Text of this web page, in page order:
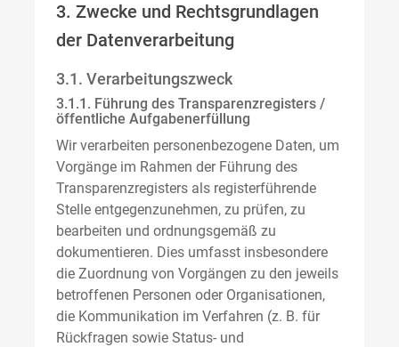
3. Zwecke und Rechtsgrundlagen
der Datenverarbeitung
3.1. Verarbeitungszweck
3.1.1. Führung des Transparenzregisters /
öffentliche Aufgabenerfüllung
Wir verarbeiten personenbezogene Daten, um
Vorgänge im Rahmen der Führung des
Transparenzregisters als registerführende
Stelle entgegenzunehmen, zu prüfen, zu
bearbeiten und ordnungsgemäß zu
dokumentieren. Dies umfasst insbesondere
die Zuordnung von Vorgängen zu den jeweils
betroffenen Personen oder Organisationen,
die Kommunikation im Verfahren (z. B. für
Rückfragen sowie Status- und